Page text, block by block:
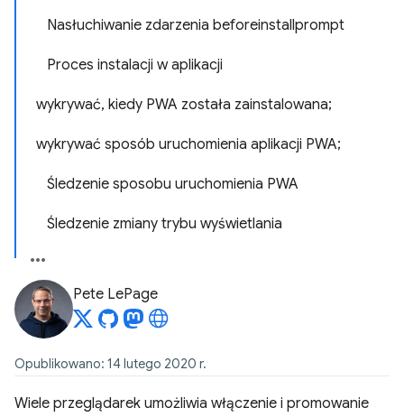
Nasłuchiwanie zdarzenia beforeinstallprompt
Proces instalacji w aplikacji
wykrywać, kiedy PWA została zainstalowana;
wykrywać sposób uruchomienia aplikacji PWA;
Śledzenie sposobu uruchomienia PWA
Śledzenie zmiany trybu wyświetlania
Pete LePage
Opublikowano: 14 lutego 2020 r.
Wiele przeglądarek umożliwia włączenie i promowanie